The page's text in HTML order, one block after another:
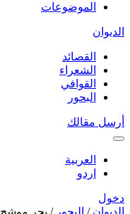
الموضوعات
الديوان
القصائد
الشعراء
القوافي
البحور
أرسل مقالك
العربية
اردو
دخول
الديوان / البحور / بحر موشح